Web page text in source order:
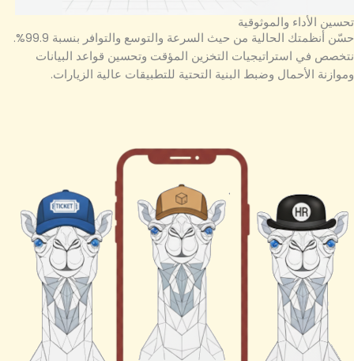
تحسين الأداء والموثوقية
حسّن أنظمتك الحالية من حيث السرعة والتوسع والتوافر بنسبة 99.9%.
نتخصص في استراتيجيات التخزين المؤقت وتحسين قواعد البيانات
وموازنة الأحمال وضبط البنية التحتية للتطبيقات عالية الزيارات.